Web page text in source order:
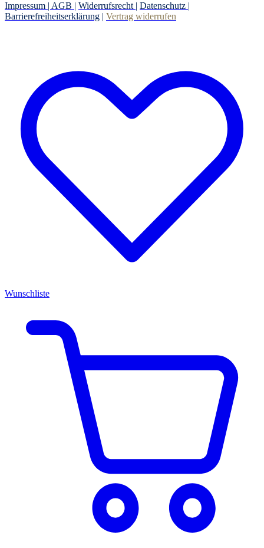
Impressum | AGB | Widerrufsrecht | Datenschutz |
Barrierefreiheitserklärung | Vertrag widerrufen
Wunschliste